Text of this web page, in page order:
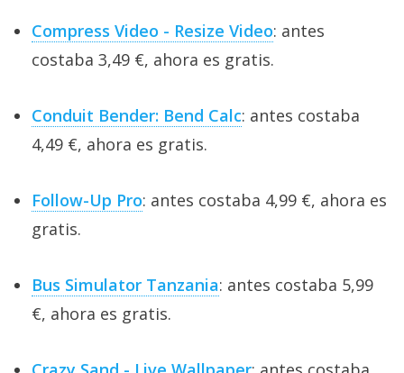
Compress Video - Resize Video: antes
costaba 3,49 €, ahora es gratis.
Conduit Bender: Bend Calc: antes costaba
4,49 €, ahora es gratis.
Follow-Up Pro: antes costaba 4,99 €, ahora es
gratis.
Bus Simulator Tanzania: antes costaba 5,99
€, ahora es gratis.